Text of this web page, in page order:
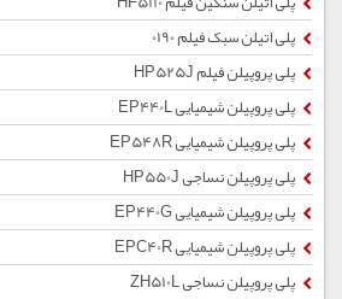
پلی اتیلن سبک فیلم 0190
پلی پروپیلن فیلم HP525J
پلی پروپیلن شیمیایی EP440L
پلی پروپیلن شیمیایی EP548R
پلی پروپیلن نساجی HP550J
پلی پروپیلن شیمیایی EP440G
پلی پروپیلن شیمیایی EPC40R
پلی پروپیلن نساجی ZH510L